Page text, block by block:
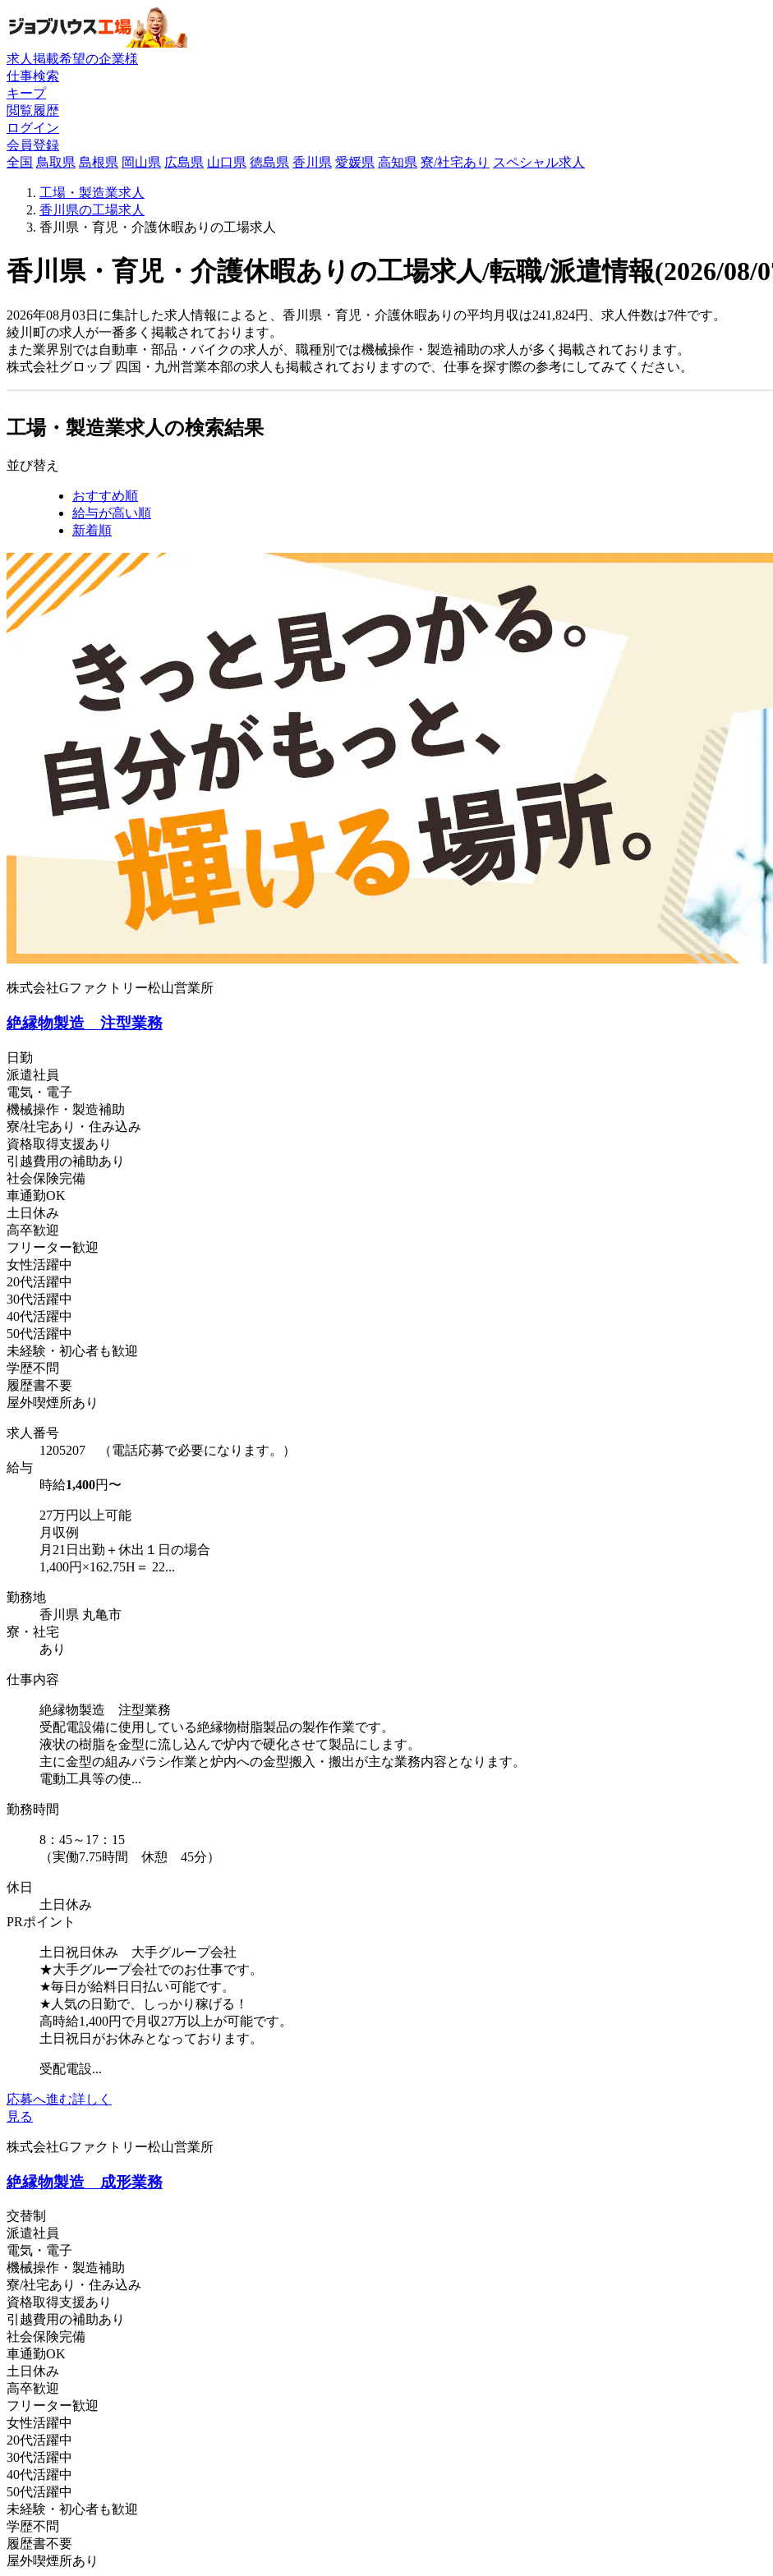
求人掲載希望の企業様
仕事検索
キープ
閲覧履歴
ログイン
会員登録
全国 鳥取県 島根県 岡山県 広島県 山口県 徳島県 香川県 愛媛県 高知県 寮/社宅あり スペシャル求人
工場・製造業求人
香川県の工場求人
香川県・育児・介護休暇ありの工場求人
香川県・育児・介護休暇ありの工場求人/転職/派遣情報(2026/08/
2026年08月03日に集計した求人情報によると、香川県・育児・介護休暇ありの平均月収は241,824円、求人件数は7件です。
綾川町の求人が一番多く掲載されております。
また業界別では自動車・部品・バイクの求人が、職種別では機械操作・製造補助の求人が多く掲載されております。
株式会社グロップ 四国・九州営業本部の求人も掲載されておりますので、仕事を探す際の参考にしてみてください。
工場・製造業求人の検索結果
並び替え
おすすめ順
給与が高い順
新着順
株式会社Gファクトリー松山営業所
絶縁物製造 注型業務
日勤
派遣社員
電気・電子
機械操作・製造補助
寮/社宅あり・住み込み
資格取得支援あり
引越費用の補助あり
社会保険完備
車通勤OK
土日休み
高卒歓迎
フリーター歓迎
女性活躍中
20代活躍中
30代活躍中
40代活躍中
50代活躍中
未経験・初心者も歓迎
学歴不問
履歴書不要
屋外喫煙所あり
求人番号
1205207 （電話応募で必要になります。）
給与
時給1,400円〜
27万円以上可能
月収例
月21日出勤＋休出１日の場合
1,400円×162.75H＝ 22...
勤務地
香川県 丸亀市
寮・社宅
あり
仕事内容
絶縁物製造 注型業務
受配電設備に使用している絶縁物樹脂製品の製作作業です。
液状の樹脂を金型に流し込んで炉内で硬化させて製品にします。
主に金型の組みバラシ作業と炉内への金型搬入・搬出が主な業務内容となります。
電動工具等の使...
勤務時間
8：45～17：15
（実働7.75時間 休憩 45分）
休日
土日休み
PRポイント
土日祝日休み 大手グループ会社
★大手グループ会社でのお仕事です。
★毎日が給料日日払い可能です。
★人気の日勤で、しっかり稼げる！
高時給1,400円で月収27万以上が可能です。
土日祝日がお休みとなっております。
受配電設...
応募へ進む詳しく
見る
株式会社Gファクトリー松山営業所
絶縁物製造 成形業務
交替制
派遣社員
電気・電子
機械操作・製造補助
寮/社宅あり・住み込み
資格取得支援あり
引越費用の補助あり
社会保険完備
車通勤OK
土日休み
高卒歓迎
フリーター歓迎
女性活躍中
20代活躍中
30代活躍中
40代活躍中
50代活躍中
未経験・初心者も歓迎
学歴不問
履歴書不要
屋外喫煙所あり